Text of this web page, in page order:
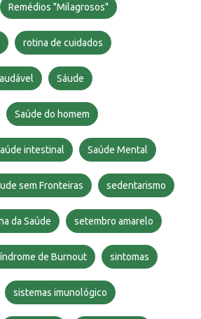
Remédios "Milagrosos"
rotina de cuidados
Sáude
Saúde do homem
intestinal Saúde Mental
sem Fronteiras sedentarismo
da Saúde setembro amarelo
de Burnout sintomas
sistemas imunológico